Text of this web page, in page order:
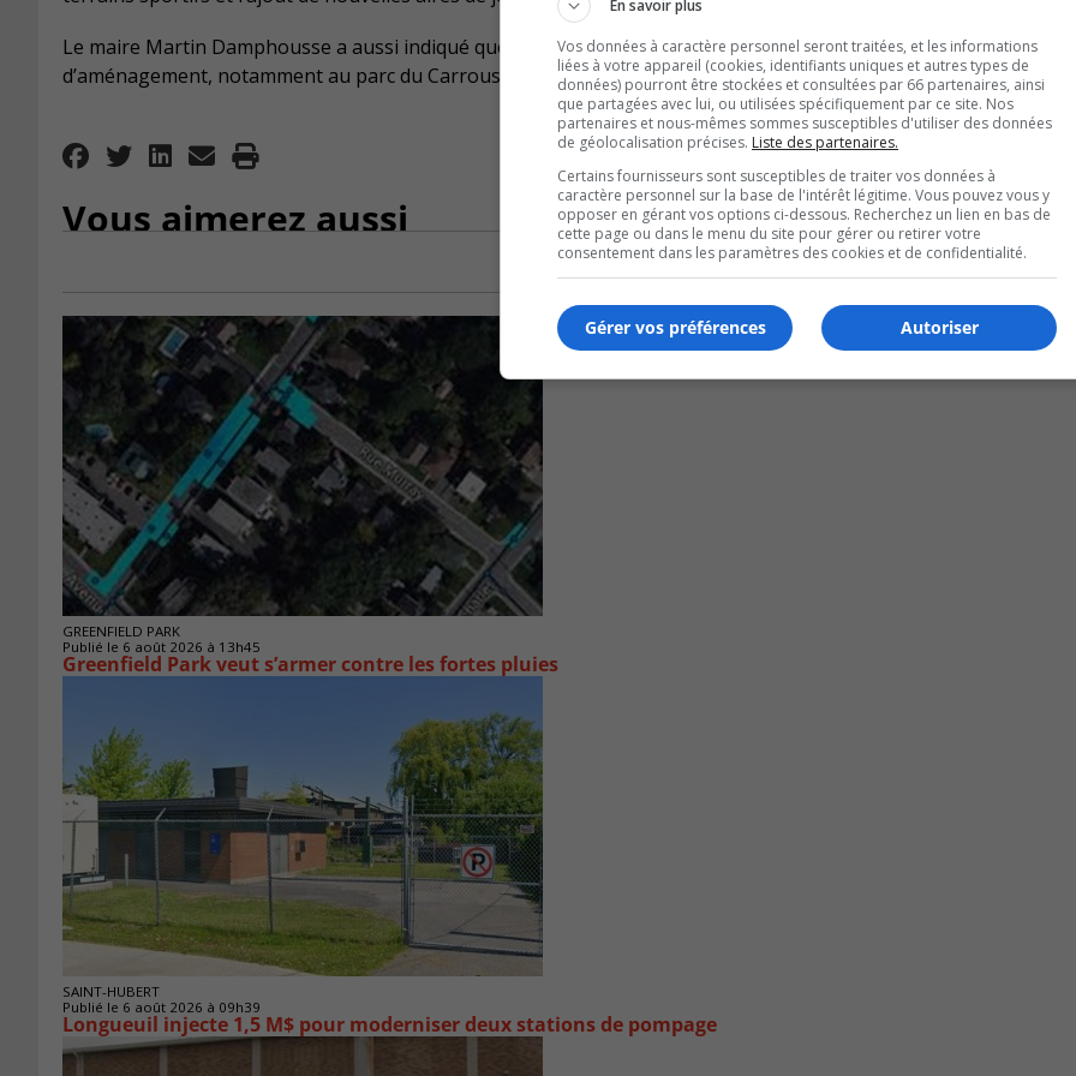
Le maire Martin Damphousse a aussi indiqué que des consultations publiques seront organisées sur certains
d’aménagement, notamment au parc du Carrousel et dans un espace vert situé à l’est de la ville.
Vous aimerez aussi
GREENFIELD PARK
Publié le 6 août 2026 à 13h45
Greenfield Park veut s’armer contre les fortes pluies
SAINT-HUBERT
Publié le 6 août 2026 à 09h39
Longueuil injecte 1,5 M$ pour moderniser deux stations de pompage
En savoir plus
Vos données à caractère personnel seront traitées, et les informations
liées à votre appareil (cookies, identifiants uniques et autres types de
données) pourront être stockées et consultées par 66 partenaires, ainsi
que partagées avec lui, ou utilisées spécifiquement par ce site. Nos
partenaires et nous-mêmes sommes susceptibles d'utiliser des données
de géolocalisation précises. Liste des partenaires.
Certains fournisseurs sont susceptibles de traiter vos données à
caractère personnel sur la base de l'intérêt légitime. Vous pouvez vous y
opposer en gérant vos options ci-dessous. Recherchez un lien en bas de
cette page ou dans le menu du site pour gérer ou retirer votre
consentement dans les paramètres des cookies et de confidentialité.
Autoriser
Gérer vos préférences